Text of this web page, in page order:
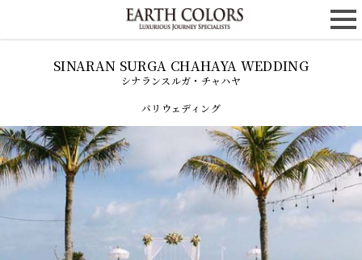
シナランスルガ・チャハヤ
バリウェディング